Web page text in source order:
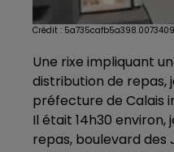
Crédit :
Une rixe impliquant
distribution de repas,
préfecture de Calais
Il était 14h30 environ,
repas, boulevard des